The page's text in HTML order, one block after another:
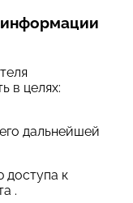
в целях:
дальнейшей
доступа к
.